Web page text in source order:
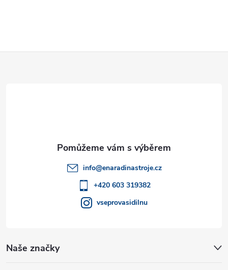
Naše značky
info@enaradinastroje.cz
+420 603 319382
vseprovasidilnu